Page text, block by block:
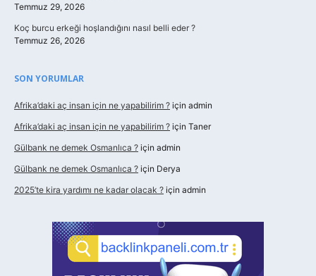
Temmuz 29, 2026
Koç burcu erkeği hoşlandığını nasıl belli eder ?
Temmuz 26, 2026
SON YORUMLAR
Afrika’daki aç insan için ne yapabilirim ? için admin
Afrika’daki aç insan için ne yapabilirim ? için Taner
Gülbank ne demek Osmanlıca ? için admin
Gülbank ne demek Osmanlıca ? için Derya
2025’te kira yardımı ne kadar olacak ? için admin